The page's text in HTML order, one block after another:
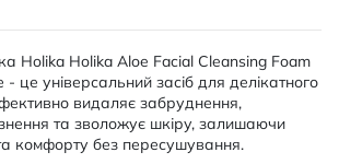
Holika Holika Aloe Facial Cleansing Foam
це універсальний засіб для делікатного
видаляє забруднення,
та зволожує шкіру, залишаючи
та комфорту без пересушування.